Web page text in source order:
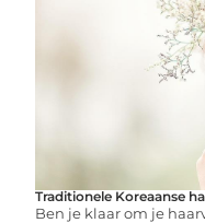
Traditionele Koreaanse
Ben je klaar om je